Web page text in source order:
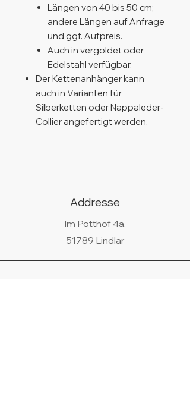
Längen von 40 bis 50 cm;
andere Längen auf Anfrage
und ggf. Aufpreis.
Auch in vergoldet oder
Edelstahl verfügbar.
Der Kettenanhänger kann
auch in Varianten für
Silberketten oder Nappaleder-
Collier angefertigt werden.
Addresse
Im Potthof 4a,
51789 Lindlar